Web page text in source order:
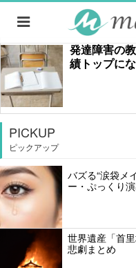
発達障害の
績トップに
PICKUP
ピックアップ
バズる“涙袋メ
ー・ぷっくり
世界遺産「首
悲劇まとめ